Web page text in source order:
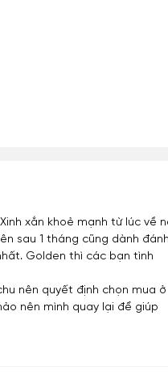
xắn khoẻ mạnh từ lúc về
sau 1 tháng cũng dành đánh
Golden thì các bạn tình
nên quyết định chọn mua ở
nên mình quay lại để giúp